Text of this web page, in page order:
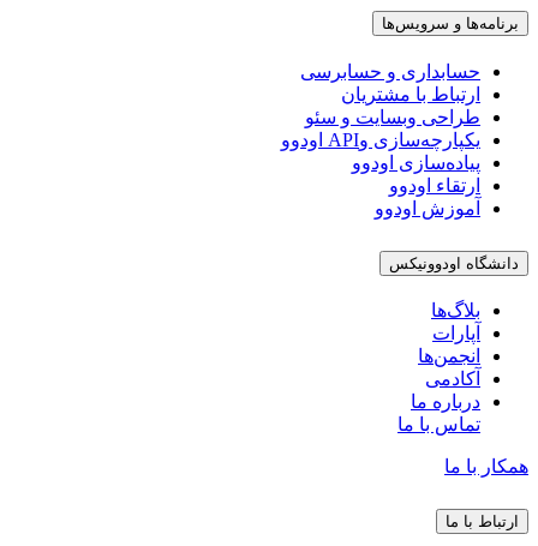
برنامه‌ها و سرویس‌ها
حسابداری و حسابرسی
ارتباط با مشتریان
طراحی وبسایت و سئو
یکپارچه‌سازی وAPI اودوو
پیاده‌سازی اودوو
ارتقاء اودوو
آموزش اودوو
دانشگاه اودوونیکس
بلاگ‌ها
آپارات
انجمن‌ها
آکادمی
درباره ما
تماس با ما
همکار با ما
ارتباط با ما